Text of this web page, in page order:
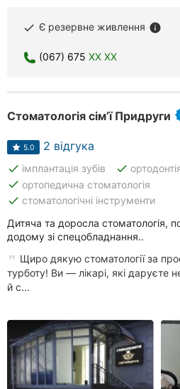
done Є резервне живлення info
(067) 675 XX XX
Стоматологія сім’ї Придруги
5.0 2 відгука
done імплантація зубів done
done ортопедична стоматологія
done стоматологічні інструменти
Дитяча та доросла стоматологія,
додому зі спецобладнання..
Щиро дякую стоматології за
турботу! Ви — лікарі, які даруєте
й с...